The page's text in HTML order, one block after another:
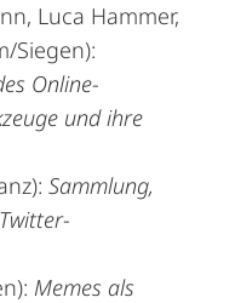
Luca Hammer,
Siegen):
Online-
und ihre
Sammlung,
Memes als